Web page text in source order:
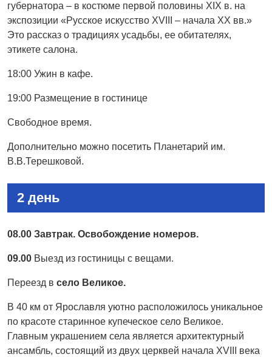
губернатора – в костюме первой половины XIX в. на
экспозиции «Русское искусство XVIII – начала XX вв.»
Это рассказ о традициях усадьбы, ее обитателях,
этикете салона.
18:00 Ужин в кафе.
19:00 Размещение в гостинице
Свободное время.
Дополнительно можно посетить Планетарий им.
В.В.Терешковой.
2 день
08.00 Завтрак. Освобождение номеров.
09.00 Выезд из гостиницы с вещами.
Переезд в село Великое.
В 40 км от Ярославля уютно расположилось уникальное
по красоте старинное купеческое село Великое.
Главным украшением села является архитектурный
ансамбль, состоящий из двух церквей начала XVIII века